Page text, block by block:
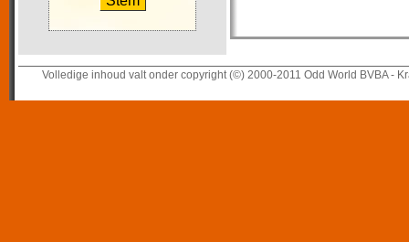
Volledige inhoud valt onder copyright (©) 2000-2011 Odd World BVBA -